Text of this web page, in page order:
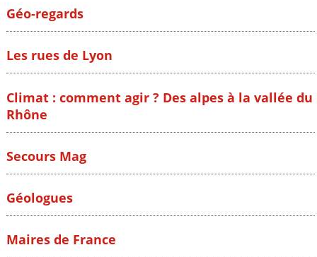
Géo-regards
Les rues de Lyon
Climat : comment agir ? Des alpes à la vallée du
Rhône
Secours Mag
Géologues
Maires de France